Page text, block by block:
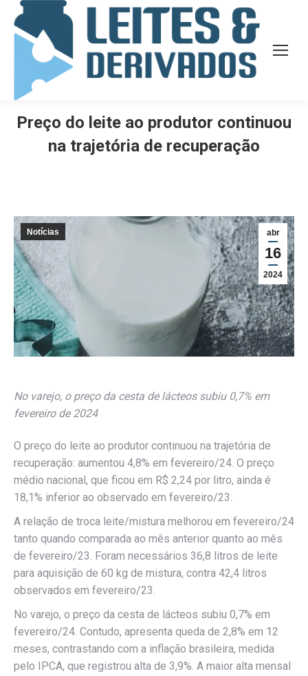
Preço do leite ao produtor continuou
na trajetória de recuperação
abr
16
2024
Notícias
No varejo, o preço da cesta de lácteos subiu 0,7% em
fevereiro de 2024
O preço do leite ao produtor continuou na trajetória de
recuperação: aumentou 4,8% em fevereiro/24. O preço
médio nacional, que ficou em R$ 2,24 por litro, ainda é
18,1% inferior ao observado em fevereiro/23.
A relação de troca leite/mistura melhorou em fevereiro/24
tanto quando comparada ao mês anterior quanto ao mês
de fevereiro/23. Foram necessários 36,8 litros de leite
para aquisição de 60 kg de mistura, contra 42,4 litros
observados em fevereiro/23.
No varejo, o preço da cesta de lácteos subiu 0,7% em
fevereiro/24. Contudo, apresenta queda de 2,8% em 12
meses, contrastando com a inflação brasileira, medida
pelo IPCA, que registrou alta de 3,9%. A maior alta mensal